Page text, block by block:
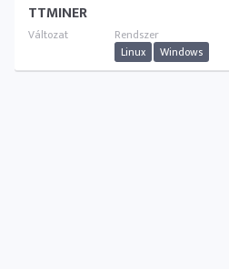
TTMINER
Linux Windows